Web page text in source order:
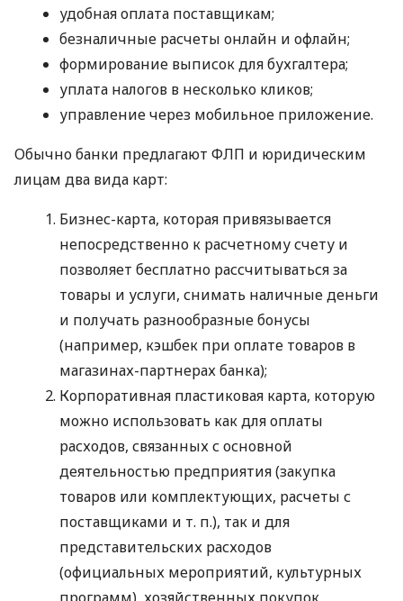
удобная оплата поставщикам;
безналичные расчеты онлайн и офлайн;
формирование выписок для бухгалтера;
уплата налогов в несколько кликов;
управление через мобильное приложение.
Обычно банки предлагают ФЛП и юридическим
лицам два вида карт:
Бизнес-карта, которая привязывается
непосредственно к расчетному счету и
позволяет бесплатно рассчитываться за
товары и услуги, снимать наличные деньги
и получать разнообразные бонусы
(например, кэшбек при оплате товаров в
магазинах-партнерах банка);
Корпоративная пластиковая карта, которую
можно использовать как для оплаты
расходов, связанных с основной
деятельностью предприятия (закупка
товаров или комплектующих, расчеты с
поставщиками и т. п.), так и для
представительских расходов
(официальных мероприятий, культурных